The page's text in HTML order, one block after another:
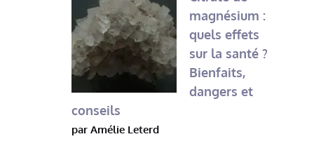
magnésium :
quels effets
sur la santé ?
Bienfaits,
dangers et
conseils
par Amélie Leterd